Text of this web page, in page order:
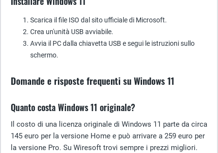
Scarica il file ISO dal sito ufficiale di Microsoft.
Crea un'unità USB avviabile.
Avvia il PC dalla chiavetta USB e segui le istruzioni sullo
schermo.
Domande e risposte frequenti su Windows 11
Quanto costa Windows 11 originale?
Il costo di una licenza originale di Windows 11 parte da circa
145 euro per la versione Home e può arrivare a 259 euro per
la versione Pro. Su Wiresoft trovi sempre i prezzi migliori.